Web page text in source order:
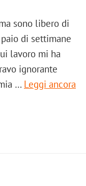
sono libero di
di settimane
lavoro mi ha
ignorante
… Leggi ancora